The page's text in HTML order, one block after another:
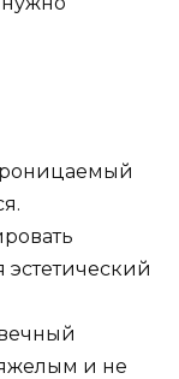
эстетический
и не